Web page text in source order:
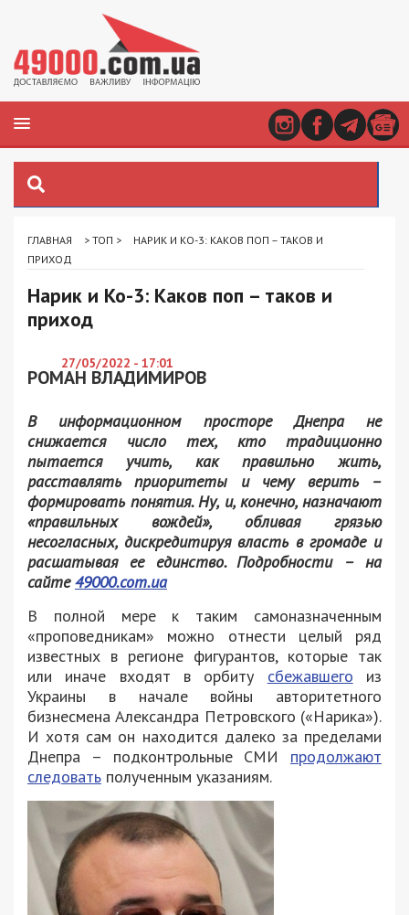
ГЛАВНАЯ > ТОП >
НАРИК И КО-3: КАКОВ ПОП – ТАКОВ И
ПРИХОД
Нарик и Ко-3: Каков поп – таков и
приход
27/05/2022 - 17:01
РОМАН ВЛАДИМИРОВ
В информационном просторе Днепра не
снижается число тех, кто традиционно
пытается учить, как правильно жить,
расставлять приоритеты и чему верить –
формировать понятия. Ну, и, конечно, назначают
«правильных вождей», обливая грязью
несогласных, дискредитируя власть в громаде и
расшатывая ее единство. Подробности – на
сайте49000.com.ua
В полной мере к таким самоназначенным
«проповедникам» можно отнести целый ряд
известных в регионе фигурантов, которые так
или иначе входят в орбиту сбежавшего из
Украины в начале войны авторитетного
бизнесмена Александра Петровского («Нарика»).
И хотя сам он находится далеко за пределами
Днепра – подконтрольные СМИ продолжают
следовать полученным указаниям.